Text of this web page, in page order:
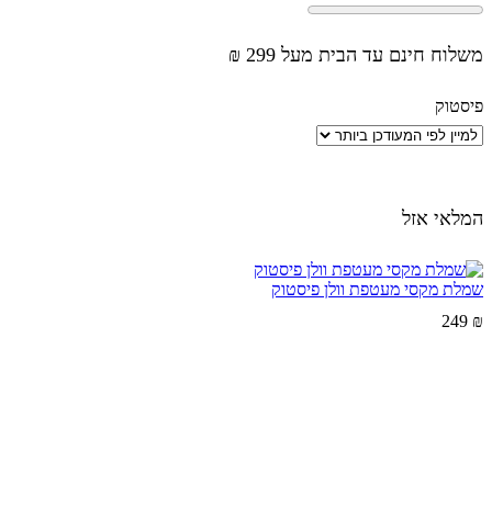
משלוח חינם עד הבית מעל 299 ₪
פיסטוק
המלאי אזל
שמלת מקסי מעטפת וולן פיסטוק
249 ₪